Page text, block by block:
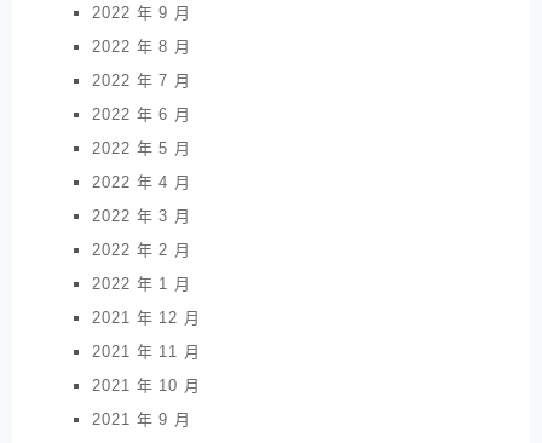
2022 年 9 月
2022 年 8 月
2022 年 7 月
2022 年 6 月
2022 年 5 月
2022 年 4 月
2022 年 3 月
2022 年 2 月
2022 年 1 月
2021 年 12 月
2021 年 11 月
2021 年 10 月
2021 年 9 月